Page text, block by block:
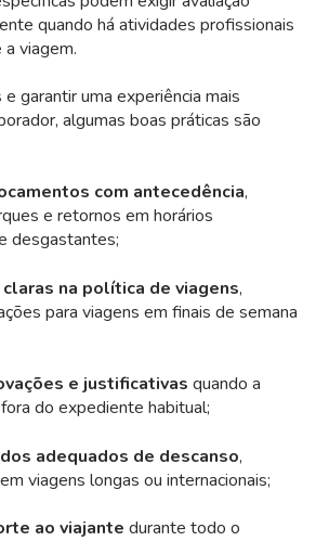
quando há atividades profissionais
viagem.
e garantir uma experiência mais
algumas boas práticas são
com antecedência,
e retornos em horários
desgastantes;
na política de viagens,
para viagens em finais de semana
e justificativas quando a
do expediente habitual;
adequados de descanso,
viagens longas ou internacionais;
ao viajante durante todo o